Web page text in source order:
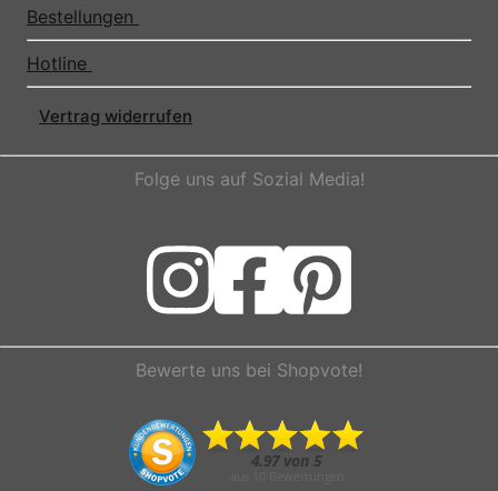
Bestellungen
Hotline
Vertrag widerrufen
Folge uns auf Sozial Media!
Bewerte uns bei Shopvote!